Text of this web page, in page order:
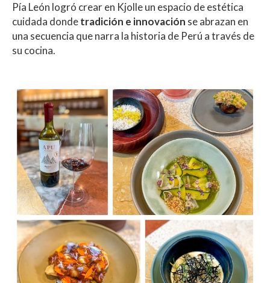
Pía León logró crear en Kjolle un espacio de estética
cuidada dondetradición e innovación se abrazan en
una secuencia que narra la historia de Perú a través de
su cocina.